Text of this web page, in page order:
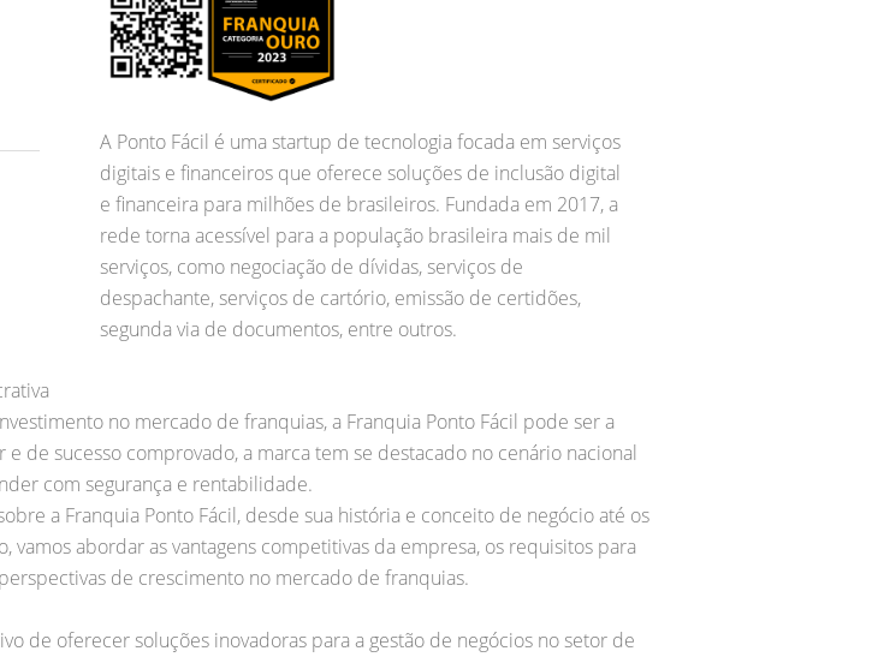
A Ponto Fácil é uma startup de tecnologia focada em serviços
digitais e financeiros que oferece soluções de inclusão digital
e financeira para milhões de brasileiros. Fundada em 2017, a
rede torna acessível para a população brasileira mais de mil
serviços, como negociação de dívidas, serviços de
despachante, serviços de cartório, emissão de certidões,
segunda via de documentos, entre outros.
no mercado de franquias, a Franquia Ponto Fácil pode ser a
de sucesso comprovado, a marca tem se destacado no cenário nacional
com segurança e rentabilidade.
a Franquia Ponto Fácil, desde sua história e conceito de negócio até os
abordar as vantagens competitivas da empresa, os requisitos para
de crescimento no mercado de franquias.
de oferecer soluções inovadoras para a gestão de negócios no setor de